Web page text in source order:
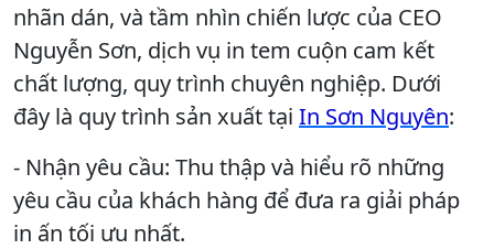
nhãn dán, và tầm nhìn chiến lược của CEO
Nguyễn Sơn, dịch vụ in tem cuộn cam kết
chất lượng, quy trình chuyên nghiệp. Dưới
đây là quy trình sản xuất tại In Sơn Nguyên:
- Nhận yêu cầu: Thu thập và hiểu rõ những
yêu cầu của khách hàng để đưa ra giải pháp
in ấn tối ưu nhất.